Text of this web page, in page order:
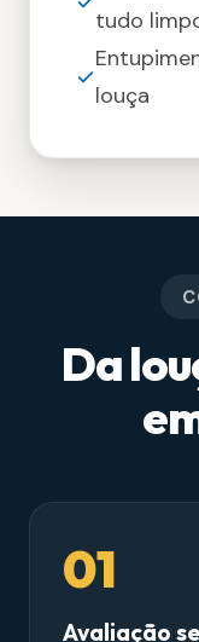
tudo
louça
Da
01
Avaliação